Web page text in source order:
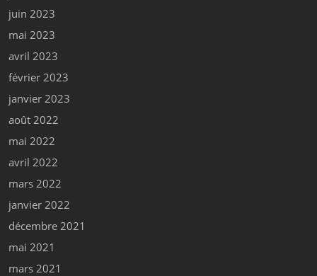
juin 2023
mai 2023
avril 2023
février 2023
janvier 2023
août 2022
mai 2022
avril 2022
mars 2022
janvier 2022
décembre 2021
mai 2021
mars 2021